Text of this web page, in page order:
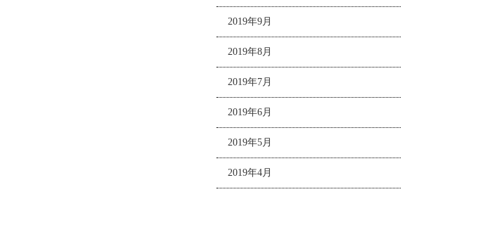
2019年9月
2019年8月
2019年7月
2019年6月
2019年5月
2019年4月